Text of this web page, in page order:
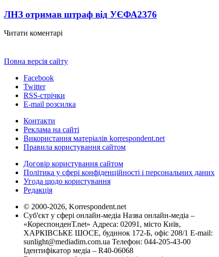
ЛНЗ отримав штраф від УЄФА2376
Читати коментарі
Повна версія сайту
Facebook
Twitter
RSS-стрічки
E-mail розсилка
Контакти
Реклама на сайті
Використання матеріалів korrespondent.net
Правила користування сайтом
Договір користування сайтом
Політика у сфері конфіденційності і персональних даних
Угода щодо користування
Редакція
© 2000-2026, Korrespondent.net
Суб'єкт у сфері онлайн-медіа Назва онлайн-медіа –
«КореспонденТ.net» Адреса: 02091, місто Київ,
ХАРКІВСЬКЕ ШОСЕ, будинок 172-Б, офіс 208/1 E-mail:
sunlight@mediadim.com.ua Телефон: 044-205-43-00
Ідентифікатор медіа – R40-06068